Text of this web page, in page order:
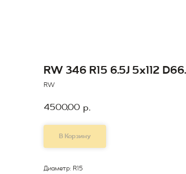
RW 346 R15 6.5J 5x112
RW
4500,00 р.
В Корзину
Диаметр: R15